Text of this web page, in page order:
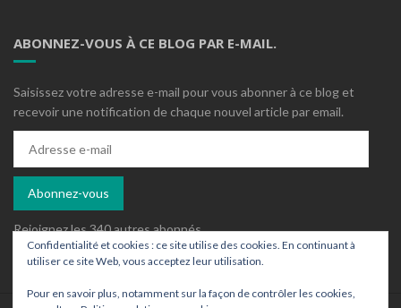
ABONNEZ-VOUS À CE BLOG PAR E-MAIL.
Saisissez votre adresse e-mail pour vous abonner à ce blog et
recevoir une notification de chaque nouvel article par email.
mail
Abonnez-vous
Rejoignez les 340 autres abonnés
Confidentialité et cookies : ce site utilise des cookies. En continuant à
utiliser ce site Web, vous acceptez leur utilisation.
Pour en savoir plus, notamment sur la façon de contrôler les cookies,